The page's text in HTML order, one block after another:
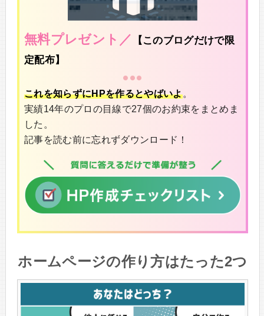
無料プレゼント／
【このブログだけで限
定配布】
これを知らずにHPを作るとやばいよ。
実績14年のプロの目線で27個のお約束をまとめま
した。
記事を読む前に忘れずダウンロード！
ホームページの作り方はたった2つ